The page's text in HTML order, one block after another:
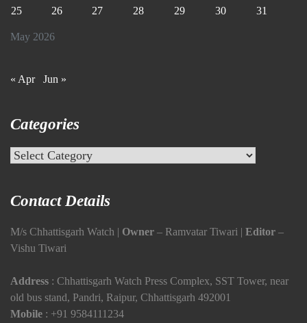
May 2026
25
26 27 28 29 30 31
« Apr Jun »
Categories
Categories
Contact Details
M/s Chhattisgarh Watch | Owner – Ramvatar Tiwari | Editor –
Vishu Tiwari
Address : Chhattisgarh Watch Press Complex, SST Tower, near
old bus stand, Pandri, Raipur, Chhattisgarh 492001
Mobile : +91 9584111234